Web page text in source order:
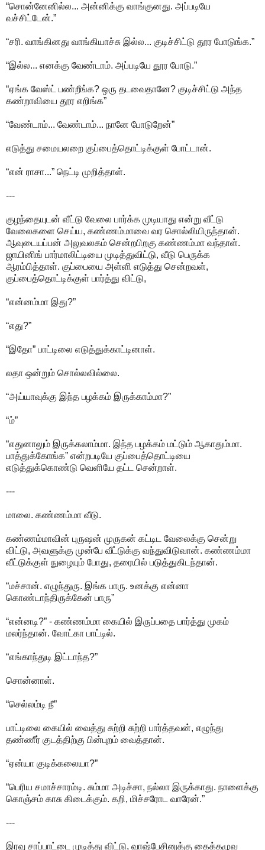
“சொன்னேனில்ல... அன்னிக்கு வாங்குனது. அப்படியே
வச்சிட்டேன்.”
“சரி. வாங்கினது வாங்கியாச்சு இல்ல... குடிச்சிட்டு தூர போடுங்க.”
“இல்ல... எனக்கு வேண்டாம். அப்படியே தூர போடு.”
“ஏங்க வேஸ்ட் பண்றீங்க? ஒரு தடவைதானே? குடிச்சிட்டு அந்த
கண்றாவியை தூர எறிங்க”
“வேண்டாம்... வேண்டாம்... நானே போடுறேன்”
எடுத்து சமையலறை குப்பைத்தொட்டிக்குள் போட்டான்.
“என் ராசா...” நெட்டி முறித்தாள்.
---
குழந்தையுடன் வீட்டு வேலை பார்க்க முடியாது என்று வீட்டு
வேலைகளை செய்ய, கண்ணம்மாவை வர சொல்லியிருந்தான்.
ஆவுடையப்பன் அலுவலகம் சென்றபிறகு கண்ணம்மா வந்தாள்.
ஜாயினிங் பார்மாலிட்டியை முடித்துவிட்டு, வீடு பெருக்க
ஆரம்பித்தாள். குப்பையை அள்ளி எடுத்து சென்றவள்,
குப்பைத்தொட்டிக்குள் பார்த்து விட்டு,
“என்னம்மா இது?”
“எது?”
“இதோ” பாட்டிலை எடுத்துக்காட்டினாள்.
லதா ஒன்றும் சொல்லவில்லை.
“அய்யாவுக்கு இந்த பழக்கம் இருக்காம்மா?”
“ம்”
“எதுனாலும் இருக்கலாம்மா. இந்த பழக்கம் மட்டும் ஆகாதும்மா.
பாத்துக்கோங்க” என்றபடியே குப்பைத்தொட்டியை
எடுத்துக்கொண்டு வெளியே தட்ட சென்றாள்.
---
மாலை. கண்ணம்மா வீடு.
கண்ணம்மாவின் புருஷன் முருகன் கட்டிட வேலைக்கு சென்று
விட்டு, அவளுக்கு முன்பே வீட்டுக்கு வந்துவிடுவான். கண்ணம்மா
வீட்டுக்குள் நுழையும் போது, தரையில் படுத்துகிடந்தான்.
“மச்சான். எழுந்துரு. இங்க பாரு. உனக்கு என்னா
கொண்டாந்திருக்கேன் பாரு”
“என்னடி?” - கண்ணம்மா கையில் இருப்பதை பார்த்து முகம்
மலர்ந்தான். வோட்கா பாட்டில்.
“எங்காந்துடி இட்டாந்த?”
சொன்னாள்.
“செல்லம்டி நீ”
பாட்டிலை கையில் வைத்து சுற்றி சுற்றி பார்த்தவன், எழுந்து
தண்ணீர் குடத்திற்கு பின்புறம் வைத்தான்.
“ஏன்யா குடிக்கலையா?”
“பெரிய சமாச்சாரம்டி. சும்மா அடிச்சா, நல்லா இருக்காது. நாளைக்கு
கொஞ்சம் காசு கிடைக்கும். கறி, மிச்சரோட வாரேன்.”
---
இரவு சாப்பாட்டை முடித்து விட்டு, வாஷ்பேசினுக்கு கைக்கழுவ